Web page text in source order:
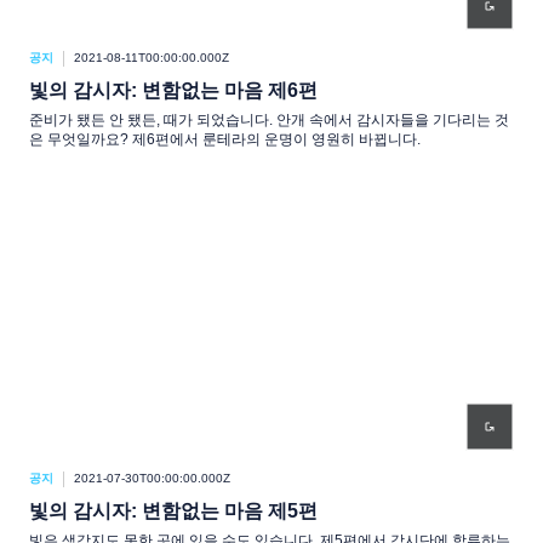
공지 2021-08-11T00:00:00.000Z
빛의 감시자: 변함없는 마음 제6편
준비가 됐든 안 됐든, 때가 되었습니다. 안개 속에서 감시자들을 기다리는 것
은 무엇일까요? 제6편에서 룬테라의 운명이 영원히 바뀝니다.
공지 2021-07-30T00:00:00.000Z
빛의 감시자: 변함없는 마음 제5편